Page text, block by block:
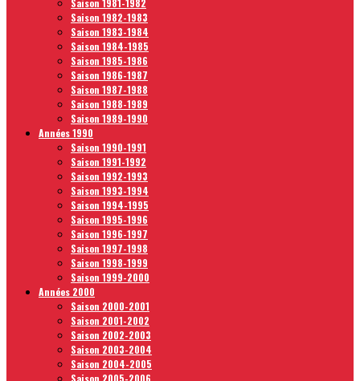
Saison 1981-1982
Saison 1982-1983
Saison 1983-1984
Saison 1984-1985
Saison 1985-1986
Saison 1986-1987
Saison 1987-1988
Saison 1988-1989
Saison 1989-1990
Années 1990
Saison 1990-1991
Saison 1991-1992
Saison 1992-1993
Saison 1993-1994
Saison 1994-1995
Saison 1995-1996
Saison 1996-1997
Saison 1997-1998
Saison 1998-1999
Saison 1999-2000
Années 2000
Saison 2000-2001
Saison 2001-2002
Saison 2002-2003
Saison 2003-2004
Saison 2004-2005
Saison 2005-2006